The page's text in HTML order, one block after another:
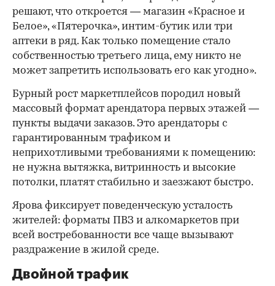
решают, что откроется — магазин «Красное и
Белое», «Пятерочка», интим-бутик или три
аптеки в ряд. Как только помещение стало
собственностью третьего лица, ему никто не
может запретить использовать его как угодно».
Бурный рост маркетплейсов породил новый
массовый формат арендатора первых этажей —
пункты выдачи заказов. Это арендаторы с
гарантированным трафиком и
неприхотливыми требованиями к помещению:
не нужна вытяжка, витринность и высокие
потолки, платят стабильно и заезжают быстро.
Ярова фиксирует поведенческую усталость
жителей: форматы ПВЗ и алкомаркетов при
всей востребованности все чаще вызывают
раздражение в жилой среде.
Двойной трафик